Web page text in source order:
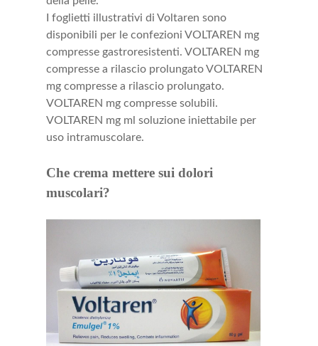
I foglietti illustrativi di Voltaren sono
disponibili per le confezioni VOLTAREN mg
compresse gastroresistenti. VOLTAREN mg
compresse a rilascio prolungato VOLTAREN
mg compresse a rilascio prolungato.
VOLTAREN mg compresse solubili.
VOLTAREN mg ml soluzione iniettabile per
uso intramuscolare.
Che crema mettere sui dolori
muscolari?